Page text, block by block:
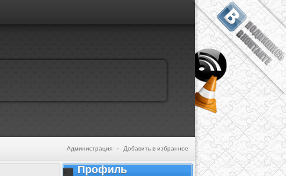
Администрация · Добавить в избранное
Профиль